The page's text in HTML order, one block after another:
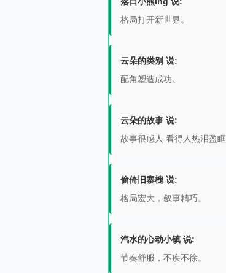
格局打开新世界。
云朵的类别 说:
配角塑造成功。
云朵的故事 说:
故事很感人 看得人热泪盈眶
偷倚旧寨槐 说:
格局宏大，叙事精巧。
汽水的心动小镇 说:
节奏舒服，不疾不徐。